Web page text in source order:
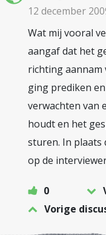
12 december
Wat mij vooral
aangaf dat het
richting aannam
ging prediken
verwachten van
houdt en het
sturen. In plaats
op de
0
Vorige